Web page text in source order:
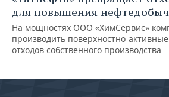
для повышения
На мощностях ООО «ХимСервис»
производить поверхностно-
отходов собственного производства